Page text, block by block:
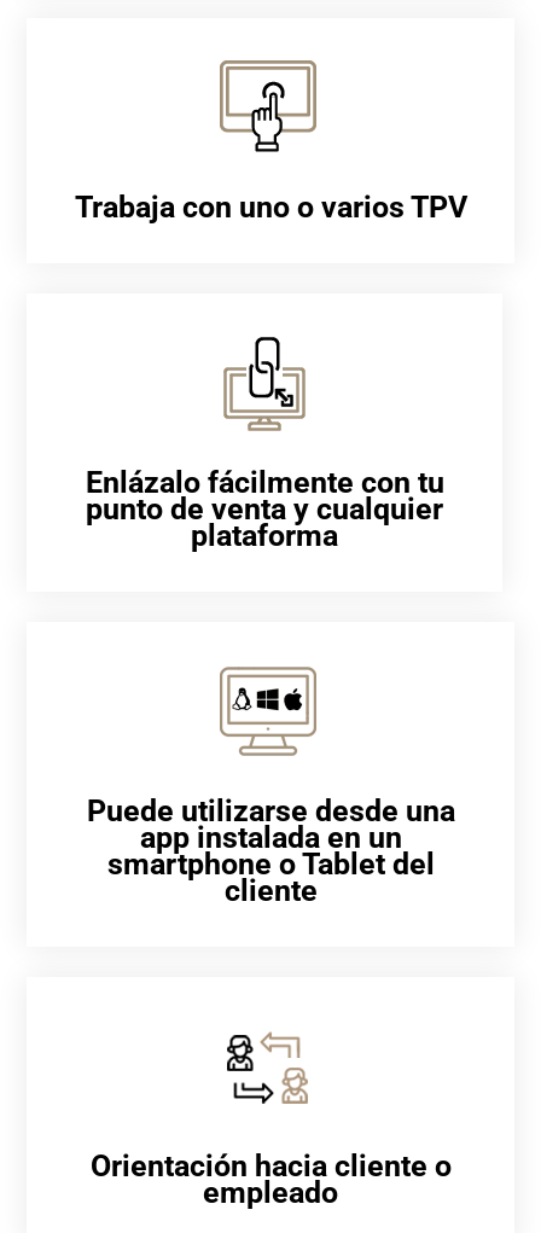
Trabaja con uno o varios TPV
Enlázalo fácilmente con tu
punto de venta y cualquier
plataforma
Puede utilizarse desde una
app instalada en un
smartphone o Tablet del
cliente
Orientación hacia cliente o
empleado